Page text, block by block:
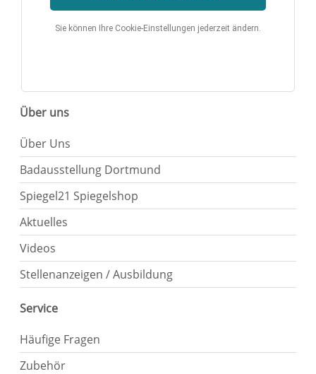
Sie können Ihre Cookie-Einstellungen jederzeit ändern.
Über uns
Über Uns
Badausstellung Dortmund
Spiegel21 Spiegelshop
Aktuelles
Videos
Stellenanzeigen / Ausbildung
Service
Häufige Fragen
Zubehör